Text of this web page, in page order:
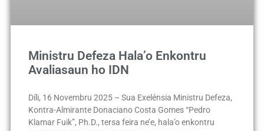
Ministru Defeza Hala’o Enkontru
Avaliasaun ho IDN
Díli, 16 Novembru 2025 – Sua Exelénsia Ministru Defeza,
Kontra-Almirante Donaciano Costa Gomes “Pedro
Klamar Fuik”, Ph.D., tersa feira ne’e, hala’o enkontru